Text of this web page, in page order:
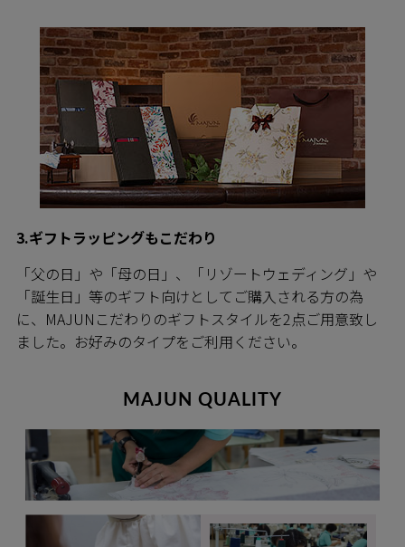
3.ギフトラッピングもこだわり
「父の日」や「母の日」、「リゾートウェディング」や
「誕生日」等のギフト向けとしてご購入される方の為
に、MAJUNこだわりのギフトスタイルを2点ご用意致し
ました。お好みのタイプをご利用ください。
MAJUN QUALITY